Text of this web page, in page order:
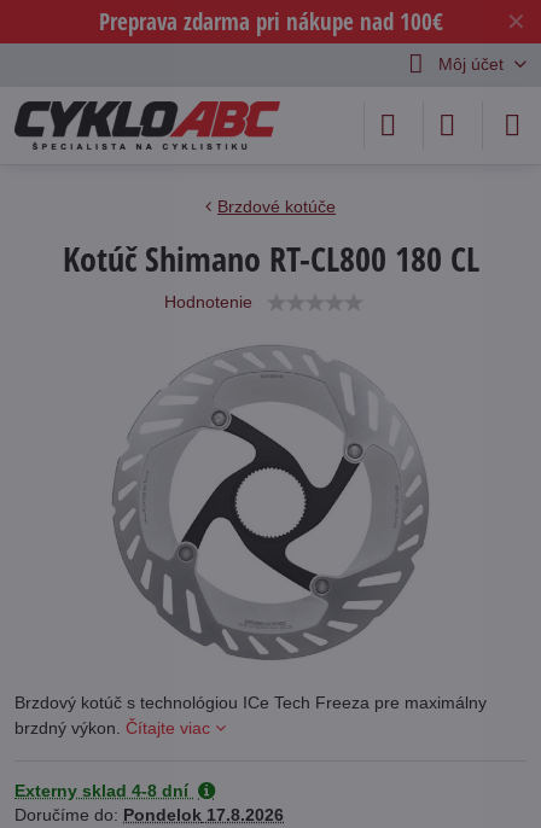
✕
Preprava zdarma pri nákupe nad 100€
Môj účet
Brzdové kotúče
Kotúč Shimano RT-CL800 180 CL
Hodnotenie
Brzdový kotúč s technológiou ICe Tech Freeza pre maximálny
brzdný výkon. Čítajte viac
Externy sklad 4-8 dní
Doručíme do: Pondelok 17.8.2026